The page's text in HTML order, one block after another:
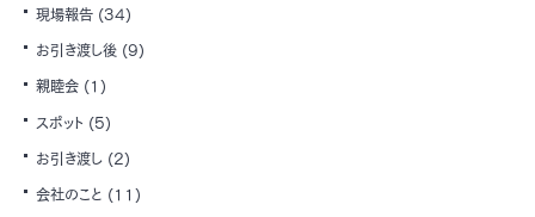
現場報告 (34)
お引き渡し後 (9)
親睦会 (1)
スポット (5)
お引き渡し (2)
会社のこと (11)